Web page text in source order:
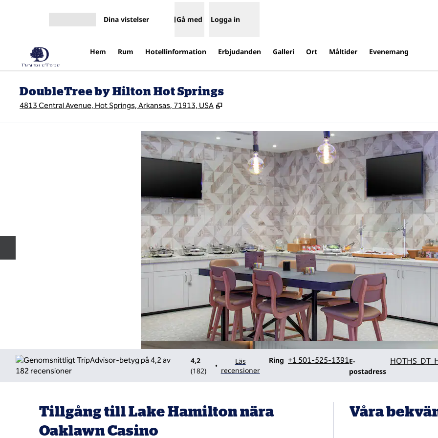
Dina vistelser Gå med Logga in
Hem Rum Hotellinformation Erbjudanden Galleri Ort Måltider Evenemang
DoubleTree by Hilton Hot Springs
4813 Central Avenue, Hot Springs, Arkansas, 71913, USA ,
4,2
(182)
•
Läs
recensioner
Ring
Ring +1 501-525-1391E-
postadress
Email
Tillgång till Lake Hamilton nära
Oaklawn Casino
Våra